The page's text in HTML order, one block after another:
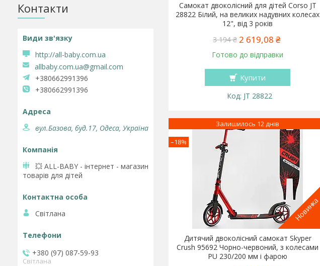
Самокат двоколісний для дітей Corso JT
28822 Білий, на великих надувних колесах
12", від 3 років
3 194 ₴ 2 619,08 ₴
Готово до відправки
Купити
JT 28822
Новинка
–18%
Залишилось 12 днів
Дитячий двоколісний самокат Skyper
Crush 95692 Чорно-червоний, з колесами
PU 230/200 мм і фарою
Контакти
http://all-baby.com.ua
allbaby.com.ua@gmail.com
+380662991396
+380662991396
вул.Базова, буд.17, Одеса, Україна
💥 ALL-BABY - інтернет - магазин
товарів для дітей
Світлана
+380 (97) 087-59-93
Світлана